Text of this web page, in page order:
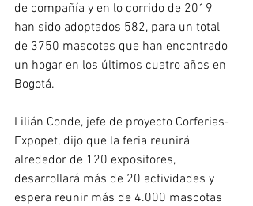
de compañía y en lo corrido de 2019
han sido adoptados 582, para un total
de 3750 mascotas que han encontrado
un hogar en los últimos cuatro años en
Bogotá.
Lilián Conde, jefe de proyecto Corferias-
Expopet, dijo que la feria reunirá
alrededor de 120 expositores,
desarrollará más de 20 actividades y
espera reunir más de 4.000 mascotas